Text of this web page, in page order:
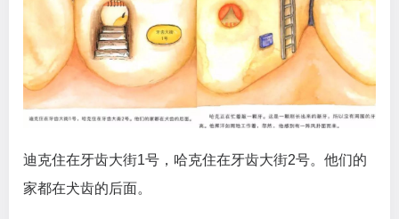
迪克住在牙齿大街1号，哈克住在牙齿大街2号。他们的
家都在犬齿的后面。